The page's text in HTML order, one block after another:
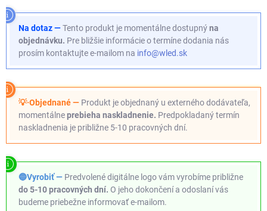
Na dotaz —Tento produkt je momentálne dostupnýna
objednávku. Pre bližšie informácie o termíne dodania nás
prosím kontaktujte e-mailom na info@wled.sk
💡·Objednané — Produkt je objednaný u externého dodávateľa,
momentálneprebieha naskladnenie. Predpokladaný termín
naskladnenia je približne 5-10 pracovných dní.
🔵Vyrobiť — Predvolené digitálne logo vám vyrobíme približne
do 5-10 pracovných dní. O jeho dokončení a odoslaní vás
budeme priebežne informovať e-mailom.